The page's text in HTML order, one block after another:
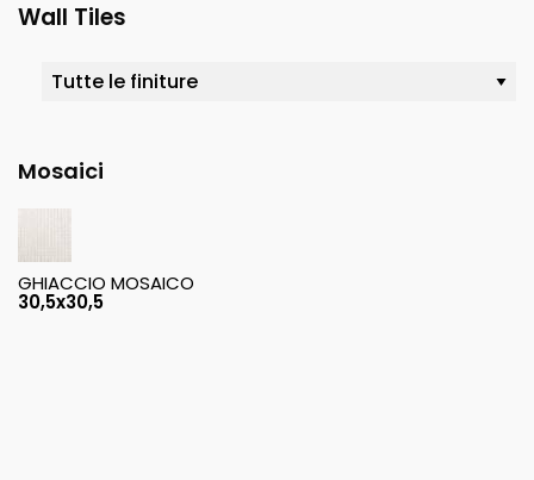
Wall Tiles
Mosaici
GHIACCIO MOSAICO
30,5x30,5